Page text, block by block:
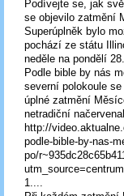
Podívejte se, jak
se objevilo zatmění
Superúplněk bylo
pochází ze státu
neděle na pondělí
Podle bible by nás
severní polokoule
úplné zatmění
netradiční
http://
podle-bible-by-nas-
po/
1....